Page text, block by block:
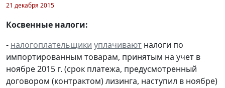
21 декабря 2015
Косвенные налоги:
- налогоплательщики уплачивают налоги по
импортированным товарам, принятым на учет в
ноябре 2015 г. (срок платежа, предусмотренный
договором (контрактом) лизинга, наступил в ноябре)